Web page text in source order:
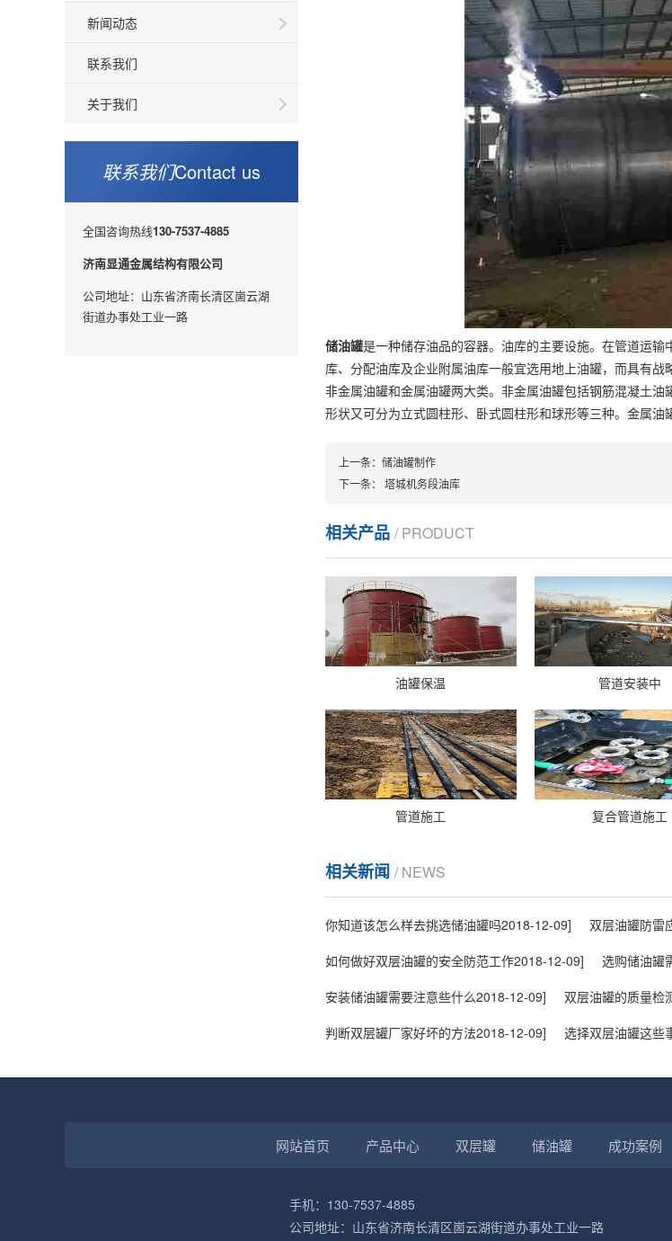
新闻动态
联系我们
关于我们
联系我们Contact us
全国咨询热线130-7537-4885
济南显通金属结构有限公司
公司地址：山东省济南长清区崮云湖
街道办事处工业一路
储油罐是一种储存油品的容器。油库的主要设施。在管道运
库、分配油库及企业附属油库一般宜选用地上油罐，而具有
非金属油罐和金属油罐两大类。非金属油罐包括钢筋混凝土
形状又可分为立式圆柱形、卧式圆柱形和球形等三种。金属油
上一条： 储油罐制作
下一条：
塔城机务段油库
相关产品 / PRODUCT
油罐保温 管道安装中
管道施工 复合管道施工
相关新闻 / NEWS
你知道该怎么样去挑选储油罐吗2018-12-09] 双层油罐防雷
如何做好双层油罐的安全防范工作2018-12-09] 选购储油罐
安装储油罐需要注意些什么2018-12-09] 双层油罐的质量检
判断双层罐厂家好坏的方法2018-12-09] 选择双层油罐这些
网站首页 产品中心 双层罐 储油罐 成功案例
手机：130-7537-4885
公司地址：山东省济南长清区崮云湖街道办事处工业一路